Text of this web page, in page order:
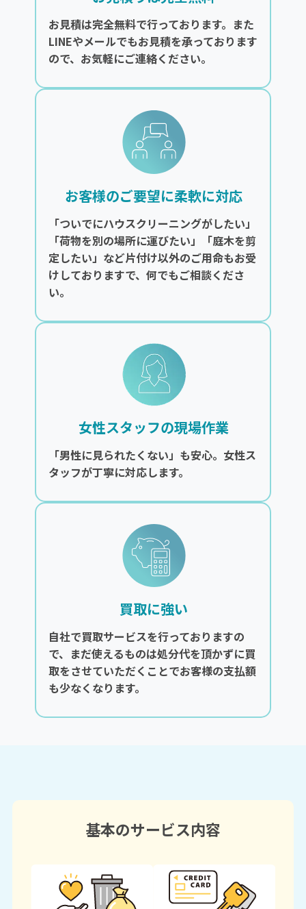
お見積は完全無料で行っております。また
LINEやメールでもお見積を承っております
ので、お気軽にご連絡ください。
お客様のご要望に柔軟に対応
「ついでにハウスクリーニングがしたい」
「荷物を別の場所に運びたい」「庭木を剪
定したい」など片付け以外のご用命もお受
けしておりますで、何でもご相談くださ
い。
女性スタッフの現場作業
「男性に見られたくない」も安心。女性ス
タッフが丁寧に対応します。
買取に強い
自社で買取サービスを行っておりますの
で、まだ使えるものは処分代を頂かずに買
取をさせていただくことでお客様の支払額
も少なくなります。
基本のサービス内容